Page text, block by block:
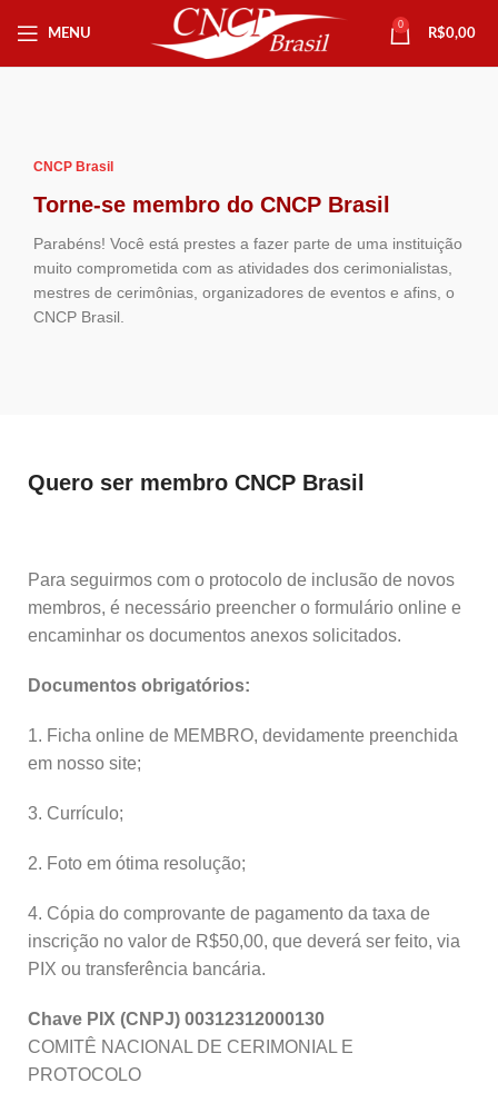
MENU
0
R$0,00
CNCP Brasil
Torne-se membro do CNCP Brasil
Parabéns! Você está prestes a fazer parte de uma instituição
muito comprometida com as atividades dos cerimonialistas,
mestres de cerimônias, organizadores de eventos e afins, o
CNCP Brasil.
Quero ser membro CNCP Brasil
Para seguirmos com o protocolo de inclusão de novos
membros, é necessário preencher o formulário online e
encaminhar os documentos anexos solicitados.
Documentos obrigatórios:
1. Ficha online de MEMBRO, devidamente preenchida
em nosso site;
3. Currículo;
2. Foto em ótima resolução;
4. Cópia do comprovante de pagamento da taxa de
inscrição no valor de R$50,00, que deverá ser feito, via
PIX ou transferência bancária.
Chave PIX (CNPJ) 00312312000130
COMITÊ NACIONAL DE CERIMONIAL E
PROTOCOLO